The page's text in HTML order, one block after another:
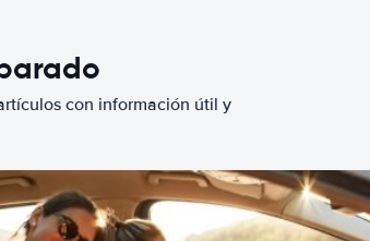
con información útil y